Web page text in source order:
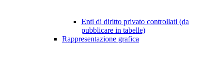
Enti di diritto privato controllati (da
pubblicare in tabelle)
Rappresentazione grafica